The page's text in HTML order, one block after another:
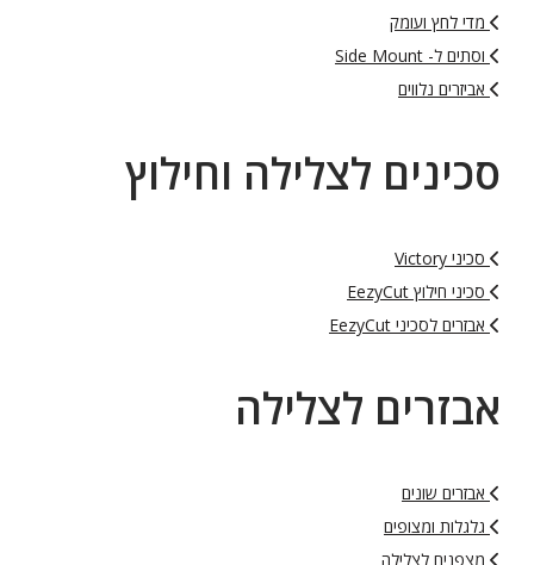
מדי לחץ ועומק
וסתים ל- Side Mount
אביזרים נלווים
סכינים לצלילה וחילוץ
סכיני Victory
סכיני חילוץ EezyCut
אבזרים לסכיני EezyCut
אבזרים לצלילה
אבזרים שונים
גלגלות ומצופים
מצפנים לצלילה